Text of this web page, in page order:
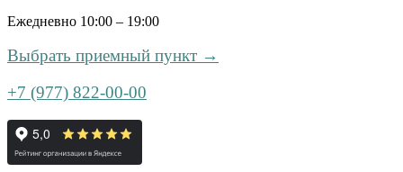
Ежедневно 10:00 – 19:00
Выбрать приемный пункт →
+7 (977) 822-00-00